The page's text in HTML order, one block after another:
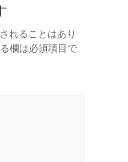
れることはあり
欄は必須項目で